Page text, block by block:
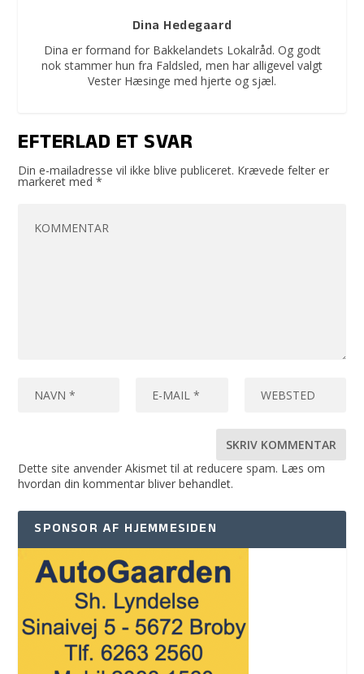
Dina Hedegaard
Dina er formand for Bakkelandets Lokalråd. Og godt
nok stammer hun fra Faldsled, men har alligevel valgt
Vester Hæsinge med hjerte og sjæl.
EFTERLAD ET SVAR
Din e-mailadresse vil ikke blive publiceret. Krævede felter er
markeret med*
Dette site anvender Akismet til at reducere spam. Læs om
hvordan din kommentar bliver behandlet.
SPONSOR AF HJEMMESIDEN